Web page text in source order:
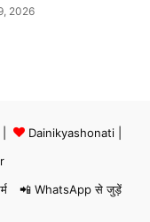
2026
| Dainikyashonati
📲 WhatsApp से जुड़ें